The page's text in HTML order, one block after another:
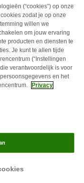
Betaalmethoden
Affiliate
(“cookies”) op onze
zodat je op onze
willen we
om jouw ervaring
producten en diensten te
Je kunt te allen tijde
(“Instellingen
verantwoordelijk is voor
en het
Privacy